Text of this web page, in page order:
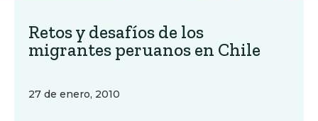
Retos y desafíos de los
migrantes peruanos en Chile
27 de enero, 2010